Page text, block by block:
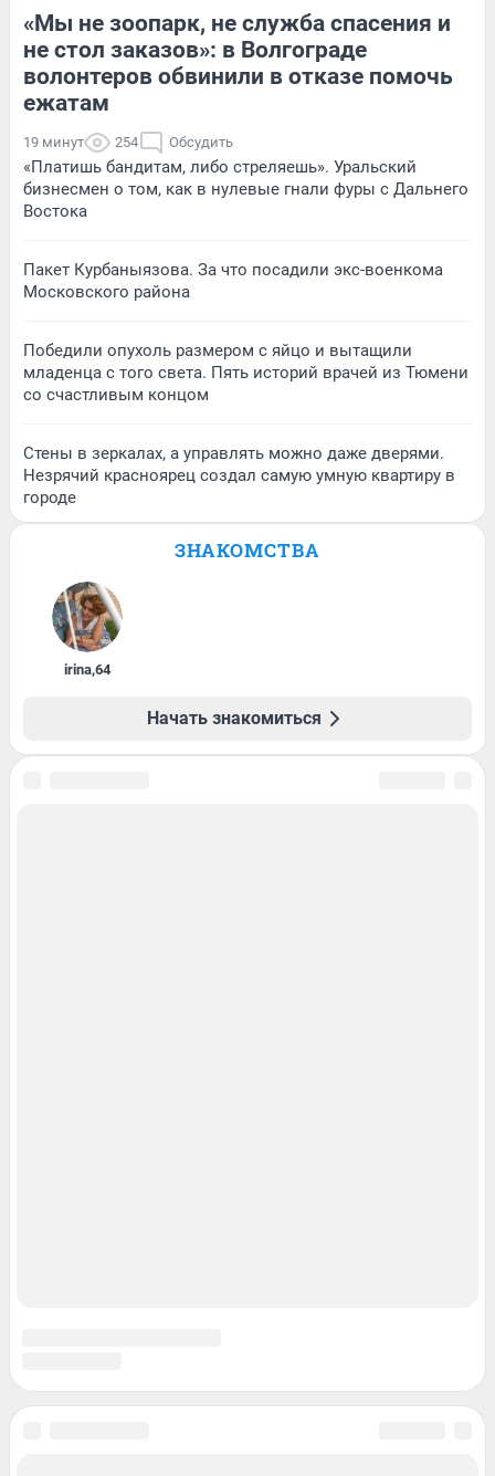
«Мы не зоопарк, не служба спасения и
не стол заказов»: в Волгограде
волонтеров обвинили в отказе помочь
ежатам
19 минут 254 Обсудить
«Платишь бандитам, либо стреляешь». Уральский
бизнесмен о том, как в нулевые гнали фуры с Дальнего
Востока
Пакет Курбаныязова. За что посадили экс-военкома
Московского района
Победили опухоль размером с яйцо и вытащили
младенца с того света. Пять историй врачей из Тюмени
со счастливым концом
Стены в зеркалах, а управлять можно даже дверями.
Незрячий красноярец создал самую умную квартиру в
городе
ЗНАКОМСТВА
irina,64
Начать знакомиться